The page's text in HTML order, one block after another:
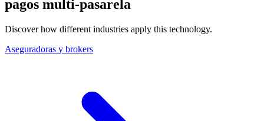
pagos multi-pasarela
Discover how different industries apply this technology.
Aseguradoras y brokers